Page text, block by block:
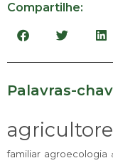
Compartilhe:
Palavras-
familiar agroecologia